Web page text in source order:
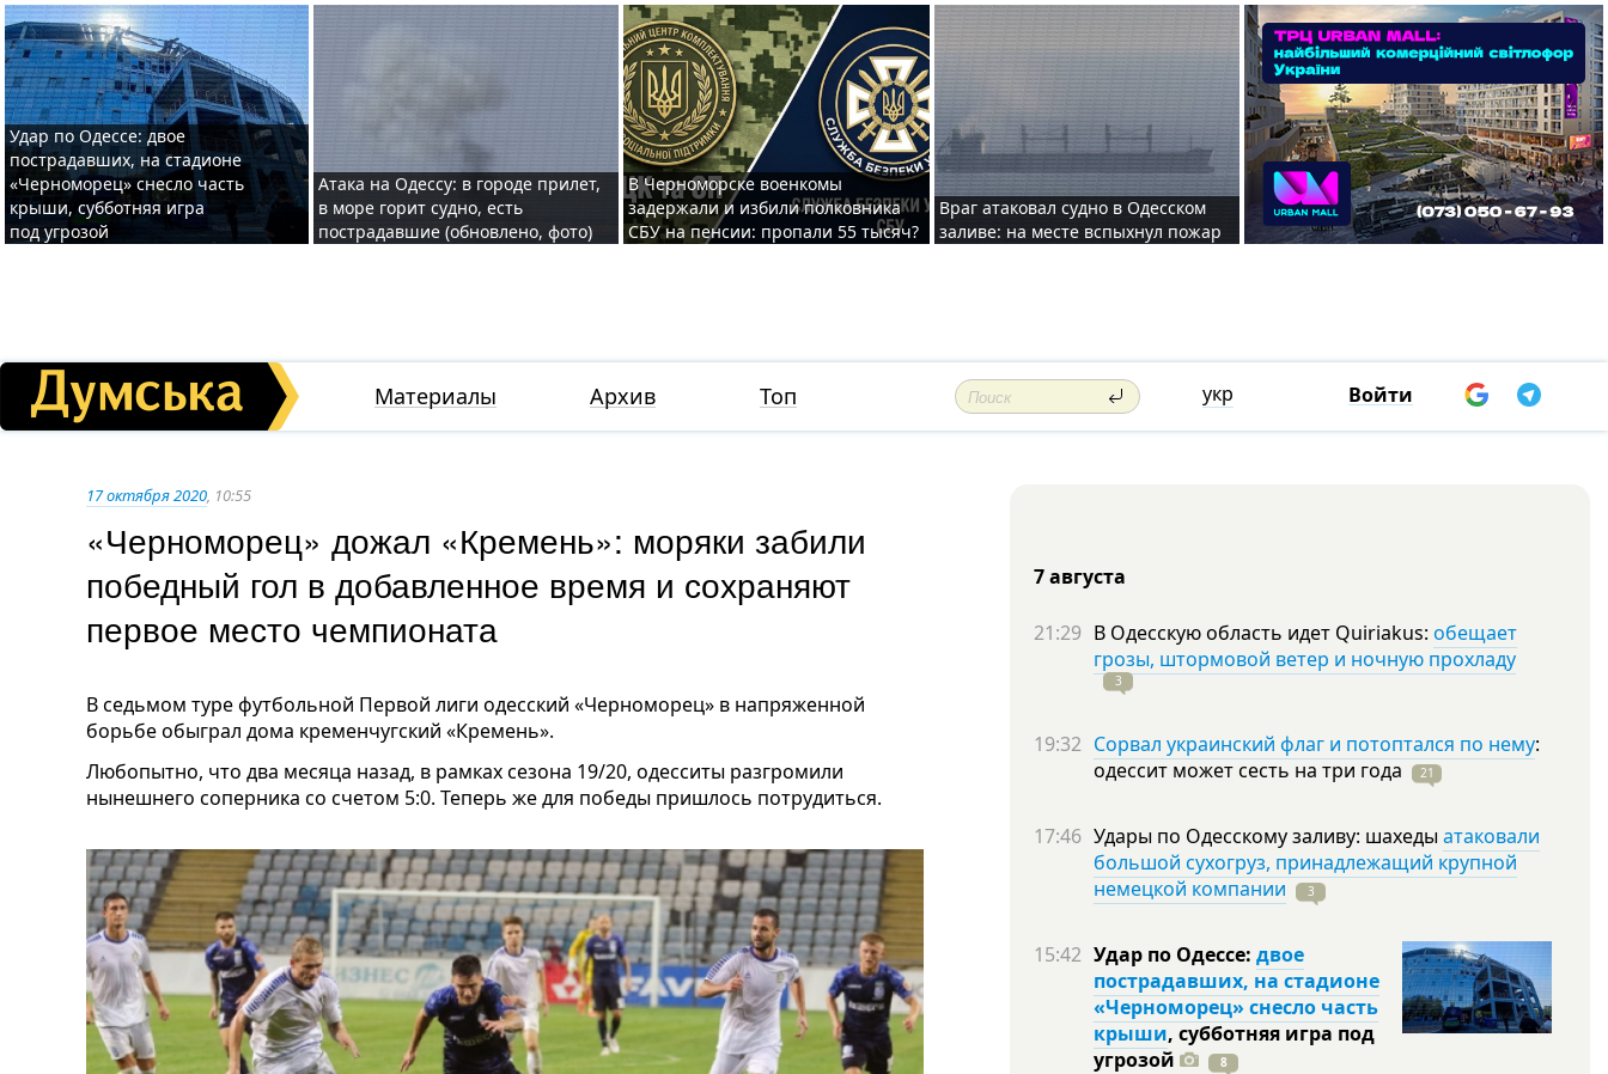
Удар по Одессе: двое
пострадавших, на стадионе
«Черноморец» снесло часть
крыши, субботняя игра
под угрозой
Атака на Одессу: в городе прилет,
в море горит судно, есть
пострадавшие (обновлено, фото)
В Черноморске военкомы
задержали и избили полковника
СБУ на пенсии: пропали 55 тысяч?
Враг атаковал судно в Одесском
заливе: на месте вспыхнул пожар
Материалы Архив Топ укр Войти
17 октября 2020, 10:55
«Черноморец» дожал «Кремень»: моряки забили
победный гол в добавленное время и сохраняют
первое место чемпионата
В седьмом туре футбольной Первой лиги одесский «Черноморец» в напряженной
борьбе обыграл дома кременчугский «Кремень».
Любопытно, что два месяца назад, в рамках сезона 19/20, одесситы разгромили
нынешнего соперника со счетом 5:0. Теперь же для победы пришлось потрудиться.
7 августа
21:29 В Одесскую область идет Quiriakus: обещает
грозы, штормовой ветер и ночную прохладу
3
19:32 Сорвал украинский флаг и потоптался по нему:
одессит может сесть на три года 21
17:46 Удары по Одесскому заливу: шахеды атаковали
большой сухогруз, принадлежащий крупной
немецкой компании
3
15:42 Удар по Одессе: двое
пострадавших, на стадионе
«Черноморец» снесло часть
крыши, субботняя игра под
угрозой
8